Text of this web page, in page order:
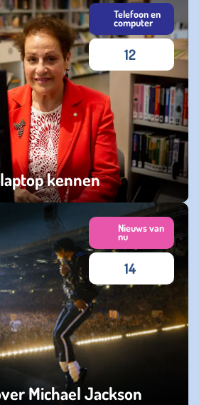
kennen
Telefoon en
computer
12
Michael Jackson
Nieuws van
nu
14